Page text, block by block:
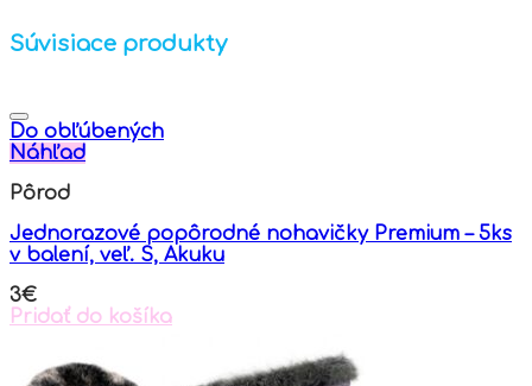
Súvisiace produkty
Do obľúbených
Náhľad
Pôrod
Jednorazové popôrodné nohavičky Premium – 5ks
v balení, veľ. S, Akuku
3€
Pridať do košíka